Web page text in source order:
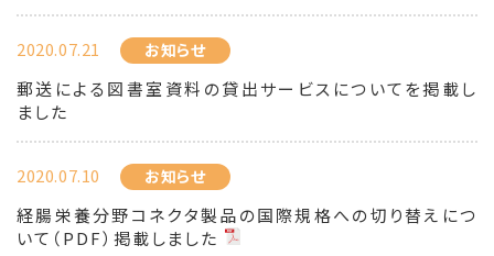
2020.07.21 お知らせ
郵送による図書室資料の貸出サービスについてを掲載し
ました
2020.07.10 お知らせ
経腸栄養分野コネクタ製品の国際規格への切り替えにつ
いて（PDF）掲載しました